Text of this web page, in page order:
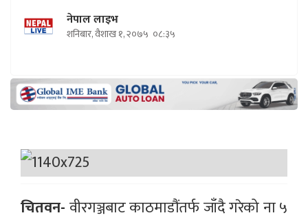
नेपाल लाइभ
शनिबार, वैशाख १, २०७५ ०८:३५
चितवन-वीरगञ्जबाट काठमाडौंतर्फ जाँदै गरेको ना ५